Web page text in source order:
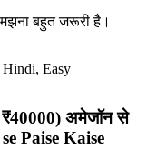
बहुत जरूरी है।
अमेजॉन से
Paise Kaise